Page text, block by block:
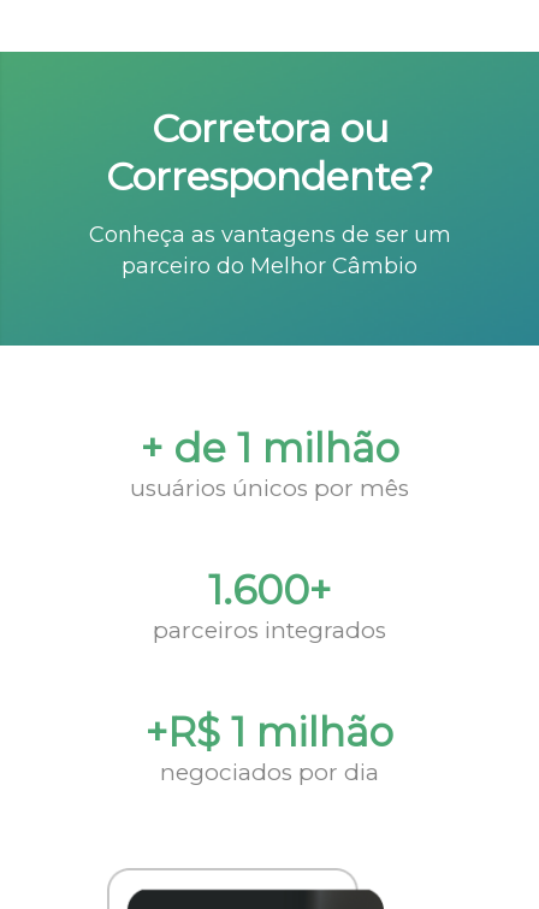
Corretora ou
Correspondente?
Conheça as vantagens de ser um
parceiro do Melhor Câmbio
+ de 1 milhão
usuários únicos por mês
1.600+
parceiros integrados
+R$ 1 milhão
negociados por dia